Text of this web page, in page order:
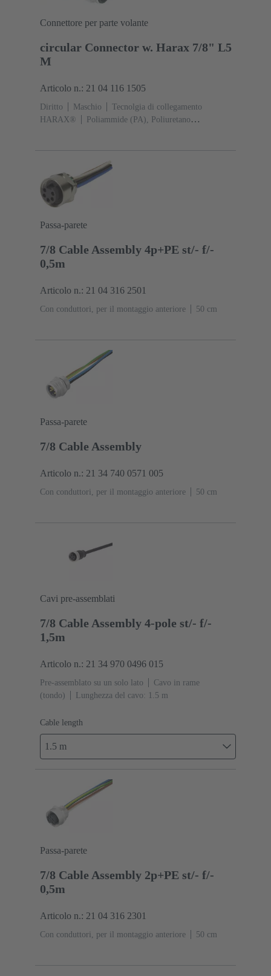
Connettore per parte volante
circular Connector w. Harax 7/8" L5
M
Articolo n.: 21 04 116 1505
Diritto Maschio
Tecnolgia di collegamento
HARAX®
Poliammide (PA), Poliuretano
Lega di zinco, Poliuretano termoplastico
(TPU)
Aggancio a vite
IP67 condizioni di inserzione
Passa-parete
7/8 Cable Assembly 4p+PE st/- f/-
0,5m
Articolo n.: 21 04 316 2501
Con conduttori, per il montaggio anteriore ‌50 cm
Passa-parete
7/8 Cable Assembly
Articolo n.: 21 34 740 0571 005
Con conduttori, per il montaggio anteriore ‌50 cm
Cavi pre-assemblati
7/8 Cable Assembly 4-pole st/- f/-
1,5m
Articolo n.: 21 34 970 0496 015
Pre-assemblato su un solo lato
Cavo in rame
(tondo)
Lunghezza del cavo: 1.5 m
Cable length
1.5 m
Passa-parete
7/8 Cable Assembly 2p+PE st/- f/-
0,5m
Articolo n.: 21 04 316 2301
Con conduttori, per il montaggio anteriore ‌50 cm